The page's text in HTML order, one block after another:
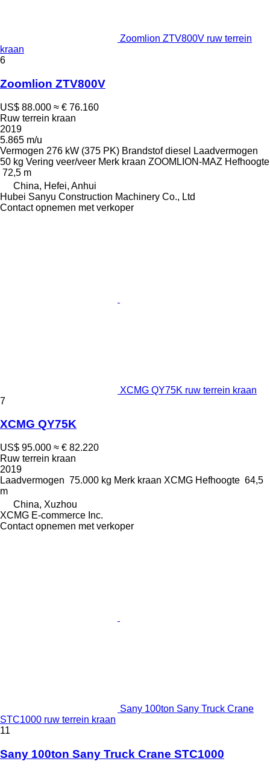
Zoomlion ZTV800V ruw terrein
kraan
6
Zoomlion ZTV800V
US$ 88.000 ≈ € 76.160
Ruw terrein kraan
2019
5.865 m/u
Vermogen 276 kW (375 PK) Brandstof diesel
Laadvermogen
50 kg Vering veer/veer Merk kraan ZOOMLION-MAZ Hefhoogte
72,5 m
China, Hefei, Anhui
Hubei Sanyu Construction Machinery Co., Ltd
Contact opnemen met verkoper
XCMG QY75K ruw terrein kraan
7
XCMG QY75K
US$ 95.000 ≈ € 82.220
Ruw terrein kraan
2019
Laadvermogen 75.000 kg Merk kraan XCMG Hefhoogte 64,5
m
China, Xuzhou
XCMG E-commerce Inc.
Contact opnemen met verkoper
Sany 100ton Sany Truck Crane
STC1000 ruw terrein kraan
11
Sany 100ton Sany Truck Crane STC1000